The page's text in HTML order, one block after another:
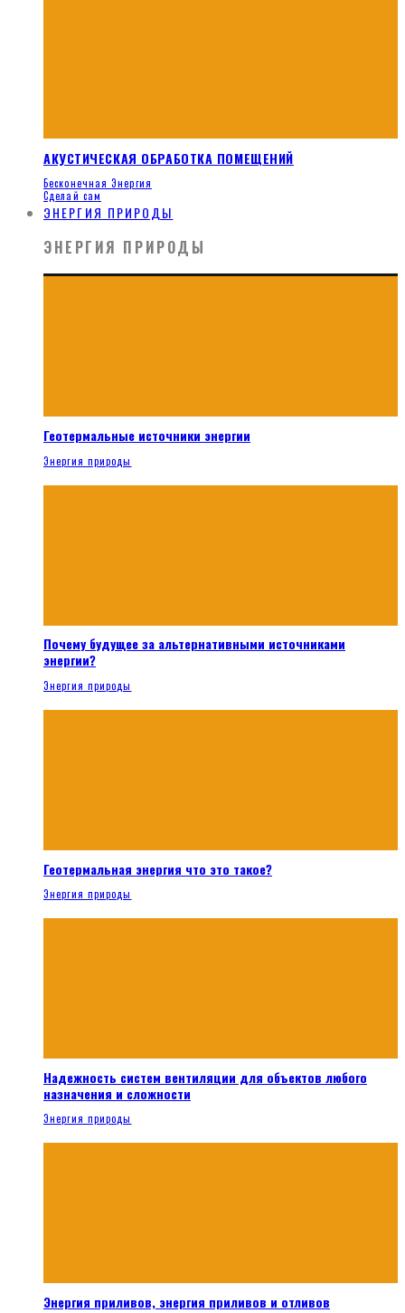
АКУСТИЧЕСКАЯ ОБРАБОТКА ПОМЕЩЕНИЙ
Бесконечная Энергия
Сделай сам
ЭНЕРГИЯ ПРИРОДЫ
ЭНЕРГИЯ ПРИРОДЫ
Геотермальные источники энергии
Энергия природы
Почему будущее за альтернативными источниками
энергии?
Энергия природы
Геотермальная энергия что это такое?
Энергия природы
Надежность систем вентиляции для объектов любого
назначения и сложности
Энергия природы
Энергия приливов, энергия приливов и отливов